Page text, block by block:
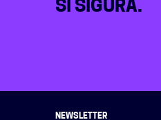
SI SIGURA.
NEWSLETTER